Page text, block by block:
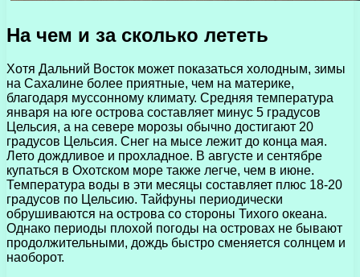
На чем и за сколько лететь
Хотя Дальний Восток может показаться холодным, зимы
на Сахалине более приятные, чем на материке,
благодаря муссонному климату. Средняя температура
января на юге острова составляет минус 5 градусов
Цельсия, а на севере морозы обычно достигают 20
градусов Цельсия. Снег на мысе лежит до конца мая.
Лето дождливое и прохладное. В августе и сентябре
купаться в Охотском море также легче, чем в июне.
Температура воды в эти месяцы составляет плюс 18-20
градусов по Цельсию. Тайфуны периодически
обрушиваются на острова со стороны Тихого океана.
Однако периоды плохой погоды на островах не бывают
продолжительными, дождь быстро сменяется солнцем и
наоборот.